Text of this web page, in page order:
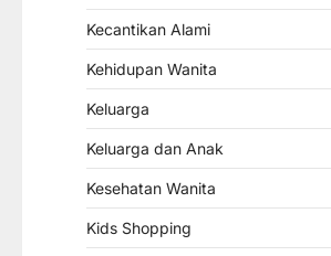
Kecantikan Alami
Kehidupan Wanita
Keluarga
Keluarga dan Anak
Kesehatan Wanita
Kids Shopping